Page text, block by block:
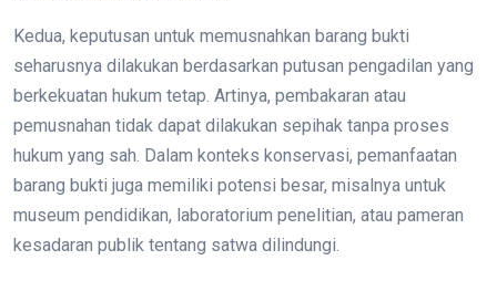
Kedua, keputusan untuk memusnahkan barang bukti
seharusnya dilakukan berdasarkan putusan pengadilan yang
berkekuatan hukum tetap. Artinya, pembakaran atau
pemusnahan tidak dapat dilakukan sepihak tanpa proses
hukum yang sah. Dalam konteks konservasi, pemanfaatan
barang bukti juga memiliki potensi besar, misalnya untuk
museum pendidikan, laboratorium penelitian, atau pameran
kesadaran publik tentang satwa dilindungi.